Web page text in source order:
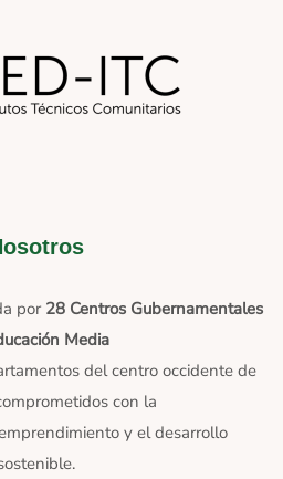
por 28 Centros Gubernamentales
Media
del centro occidente de
con la
y el desarrollo